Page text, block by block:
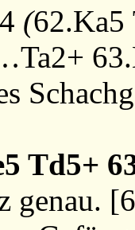
(62.Ka5
Td5+
genau. [